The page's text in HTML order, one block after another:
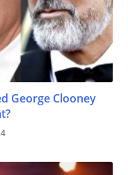
George Clooney